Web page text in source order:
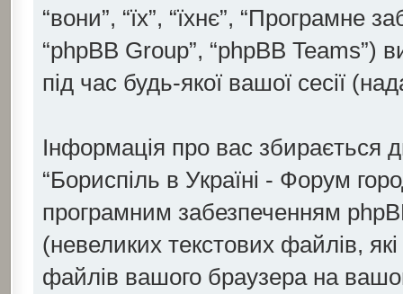
“вони”, “їх”, “їхнє”, “Програмне
“phpBB Group”, “phpBB Teams”)
під час будь-якої вашої сесії
Інформація про вас
“Бориспіль в Україні - Форум
програмним забезпеченням
(невеликих текстових файлів,
файлів вашого браузера на